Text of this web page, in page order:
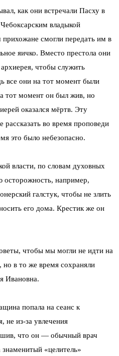
как они встречали Пасху в
владыкой
смогли передать им в
яичко. Вместо престола они
чтобы служить
все они на тот момент были
тот момент он был жив, но
оказался мёртв. Эту
во время проповеди
это было небезопасно.
власти, по словам духовных
осторожность, например,
галстук, чтобы не злить
его дома. Крестик же он
чтобы мы могли не идти на
в то же время сохраняли
Ивановна.
попала на сеанс к
из-за увлечения
что он — обычный врач
«целитель»